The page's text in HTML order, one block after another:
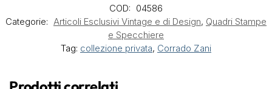
COD: 04586
Categorie: Articoli Esclusivi Vintage e di Design, Quadri Stampe
e Specchiere
Tag: collezione privata, Corrado Zani